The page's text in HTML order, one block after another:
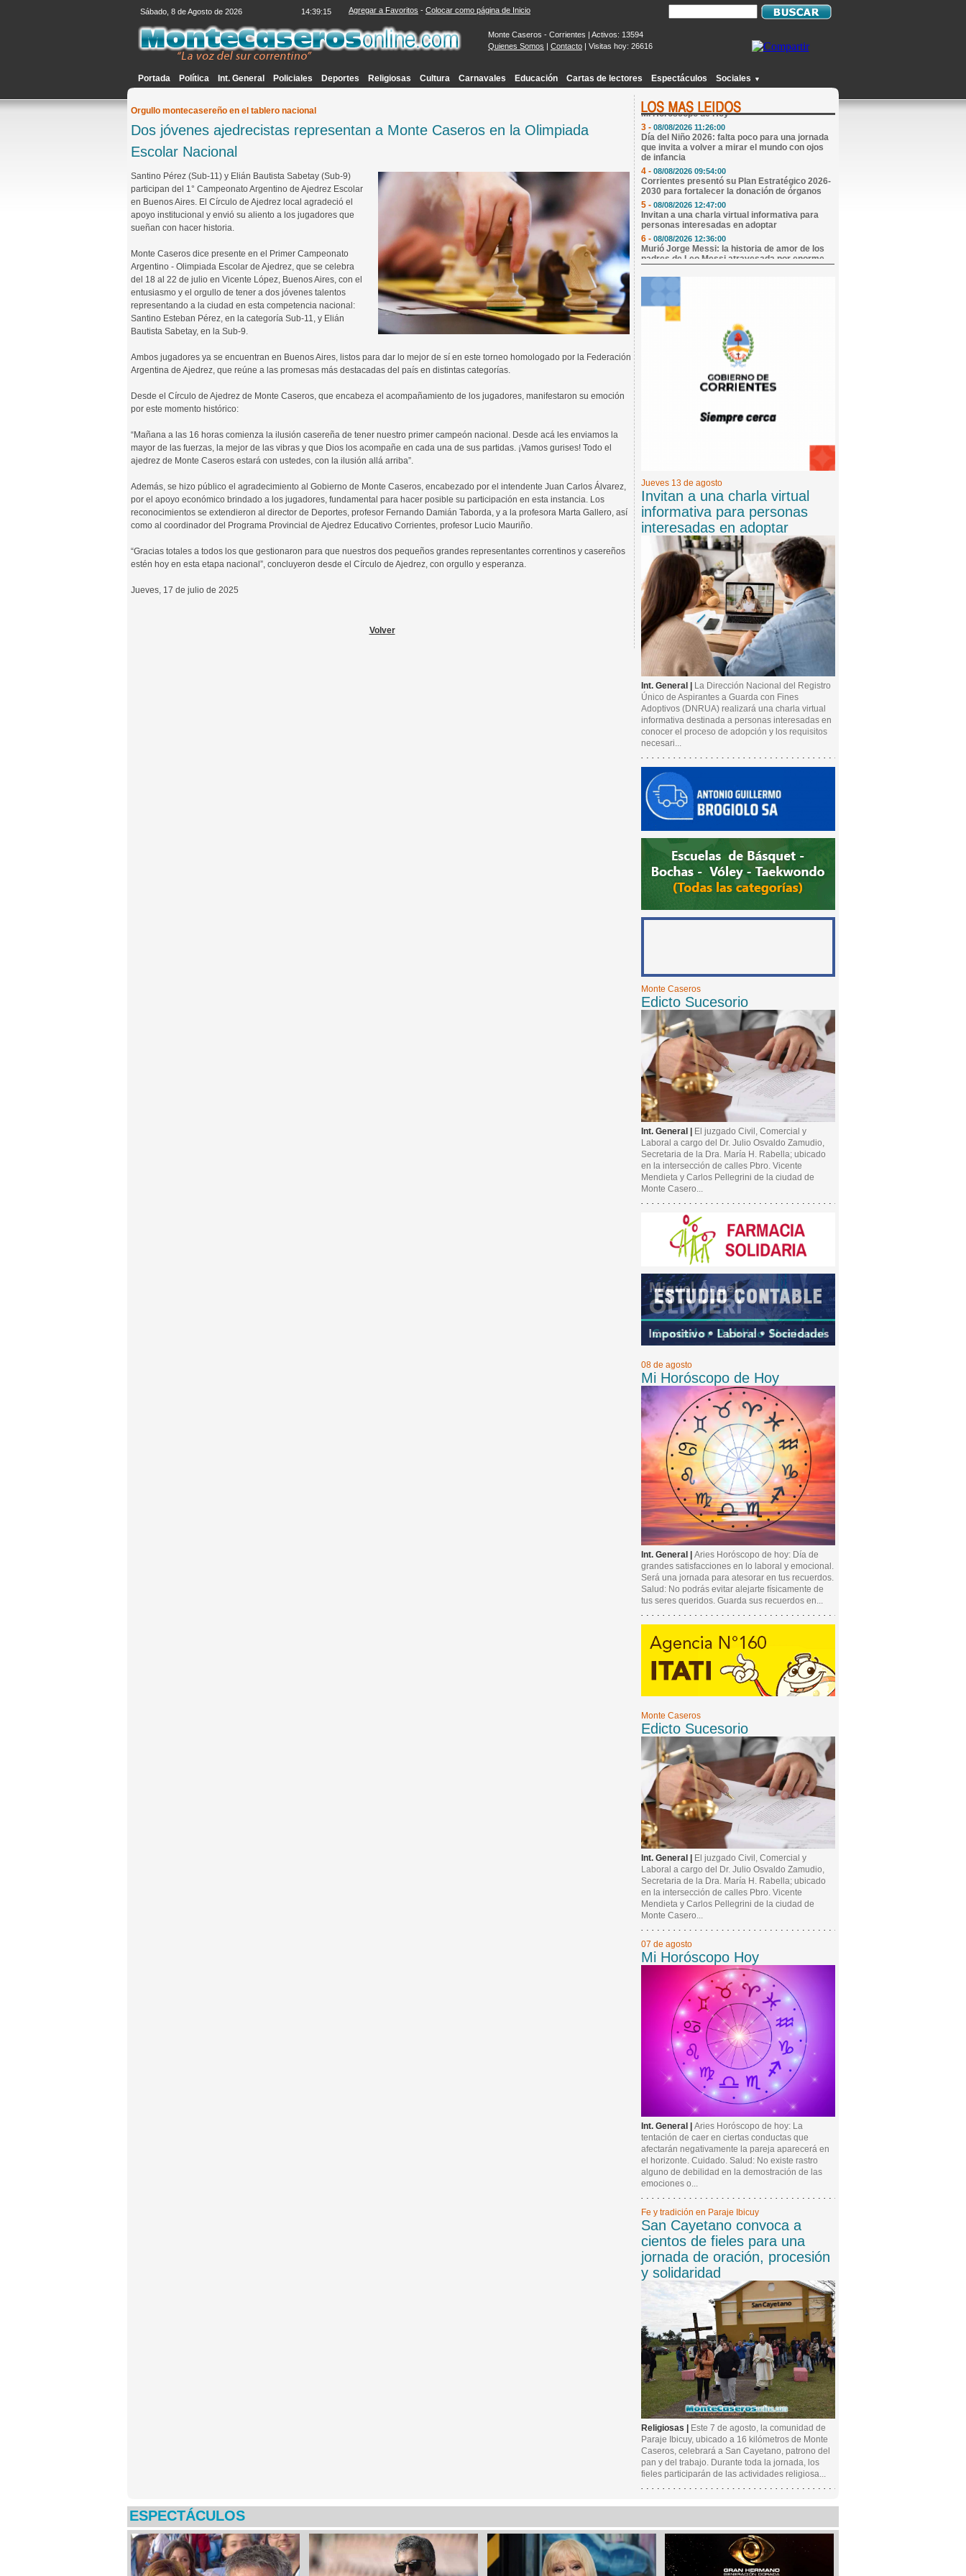
Sábado, 8 de Agosto de 2026 14:39:16 Agregar a Favoritos - Colocar como página de Inicio
Monte Caseros - Corrientes | Activos: 13594
Quienes Somos | Contacto | Visitas hoy: 26616
Portada Política Int. General Policiales Deportes Religiosas Cultura Carnavales Educación Cartas de lectores Espectáculos Sociales ▼
Orgullo montecasereño en el tablero nacional
Dos jóvenes ajedrecistas representan a Monte Caseros en la Olimpiada
Escolar Nacional
Santino Pérez (Sub-11) y Elián Bautista Sabetay (Sub-9)
participan del 1° Campeonato Argentino de Ajedrez Escolar
en Buenos Aires. El Círculo de Ajedrez local agradeció el
apoyo institucional y envió su aliento a los jugadores que
sueñan con hacer historia.
Monte Caseros dice presente en el Primer Campeonato
Argentino - Olimpiada Escolar de Ajedrez, que se celebra
del 18 al 22 de julio en Vicente López, Buenos Aires, con el
entusiasmo y el orgullo de tener a dos jóvenes talentos
representando a la ciudad en esta competencia nacional:
Santino Esteban Pérez, en la categoría Sub-11, y Elián
Bautista Sabetay, en la Sub-9.
Ambos jugadores ya se encuentran en Buenos Aires, listos para dar lo mejor de sí en este torneo homologado por la Federación
Argentina de Ajedrez, que reúne a las promesas más destacadas del país en distintas categorías.
Desde el Círculo de Ajedrez de Monte Caseros, que encabeza el acompañamiento de los jugadores, manifestaron su emoción
por este momento histórico:
“Mañana a las 16 horas comienza la ilusión casereña de tener nuestro primer campeón nacional. Desde acá les enviamos la
mayor de las fuerzas, la mejor de las vibras y que Dios los acompañe en cada una de sus partidas. ¡Vamos gurises! Todo el
ajedrez de Monte Caseros estará con ustedes, con la ilusión allá arriba”.
Además, se hizo público el agradecimiento al Gobierno de Monte Caseros, encabezado por el intendente Juan Carlos Álvarez,
por el apoyo económico brindado a los jugadores, fundamental para hacer posible su participación en esta instancia. Los
reconocimientos se extendieron al director de Deportes, profesor Fernando Damián Taborda, y a la profesora Marta Gallero, así
como al coordinador del Programa Provincial de Ajedrez Educativo Corrientes, profesor Lucio Mauriño.
“Gracias totales a todos los que gestionaron para que nuestros dos pequeños grandes representantes correntinos y casereños
estén hoy en esta etapa nacional”, concluyeron desde el Círculo de Ajedrez, con orgullo y esperanza.
Jueves, 17 de julio de 2025
Volver
jornada de fe en Paraje Ibicuy
2 -08/08/2026 09:08:00
Mi Horóscopo de Hoy
3 -08/08/2026 11:26:00
Día del Niño 2026: falta poco para una jornada
que invita a volver a mirar el mundo con ojos
de infancia
4 - 08/08/2026 09:54:00
Corrientes presentó su Plan Estratégico 2026-
2030 para fortalecer la donación de órganos
5 -08/08/2026 12:47:00
Invitan a una charla virtual informativa para
personas interesadas en adoptar
6 -08/08/2026 12:36:00
Murió Jorge Messi: la historia de amor de los
padres de Leo Messi atravesada por enorme
sacrificios
Edicto Sucesorio
Murió Jorge Messi, el papá de Lionel Messi
08/08/2026 13:59:00
El Senado dio media sanción a la Ley de
Inviolabilidad de la Propiedad Privada
Jueves 13 de agosto
Invitan a una charla virtual
informativa para personas
interesadas en adoptar
Int. General |
La Dirección Nacional del Registro
Único de Aspirantes a Guarda con Fines
Adoptivos (DNRUA) realizará una charla virtual
informativa destinada a personas interesadas en
conocer el proceso de adopción y los requisitos
necesari...
Monte Caseros
Edicto Sucesorio
Int. General |
El juzgado Civil, Comercial y
Laboral a cargo del Dr. Julio Osvaldo Zamudio,
Secretaria de la Dra. María H. Rabella; ubicado
en la intersección de calles Pbro. Vicente
Mendieta y Carlos Pellegrini de la ciudad de
Monte Casero...
08 de agosto
Mi Horóscopo de Hoy
Int. General | Aries Horóscopo de hoy: Día de
grandes satisfacciones en lo laboral y emocional.
Será una jornada para atesorar en tus recuerdos.
Salud: No podrás evitar alejarte físicamente de
tus seres queridos. Guarda sus recuerdos en...
Monte Caseros
Edicto Sucesorio
Int. General |
El juzgado Civil, Comercial y
Laboral a cargo del Dr. Julio Osvaldo Zamudio,
Secretaria de la Dra. María H. Rabella; ubicado
en la intersección de calles Pbro. Vicente
Mendieta y Carlos Pellegrini de la ciudad de
Monte Casero...
07 de agosto
Mi Horóscopo Hoy
Int. General | Aries Horóscopo de hoy: La
tentación de caer en ciertas conductas que
afectarán negativamente la pareja aparecerá en
el horizonte. Cuidado. Salud: No existe rastro
alguno de debilidad en la demostración de las
emociones o...
Fe y tradición en Paraje Ibicuy
San Cayetano convoca a
cientos de fieles para una
jornada de oración, procesión
y solidaridad
Religiosas |
Este 7 de agosto, la comunidad de
Paraje Ibicuy, ubicado a 16 kilómetros de Monte
Caseros, celebrará a San Cayetano, patrono del
pan y del trabajo. Durante toda la jornada, los
fieles participarán de las actividades religiosa...
ESPECTÁCULOS